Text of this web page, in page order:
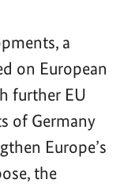
a
on European
further EU
of Germany
Europe’s
the